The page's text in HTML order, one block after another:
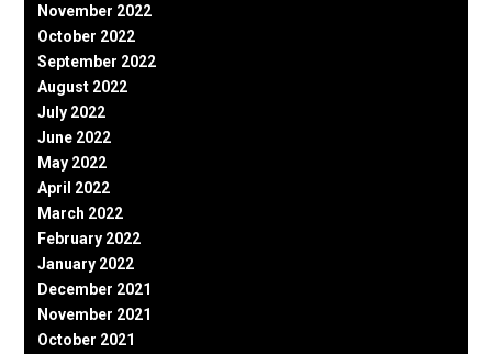
November 2022
October 2022
September 2022
August 2022
July 2022
June 2022
May 2022
April 2022
March 2022
February 2022
January 2022
December 2021
November 2021
October 2021